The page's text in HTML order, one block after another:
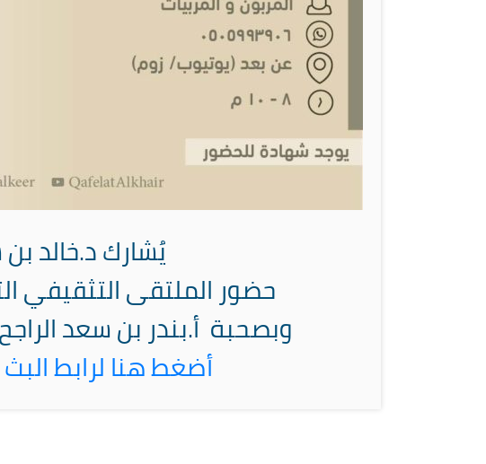
يُشاركد.خالد
حضور الملتقى التثقيفي
وبصحبة أ.بندر بن سعد
أضغط هنا لرابط